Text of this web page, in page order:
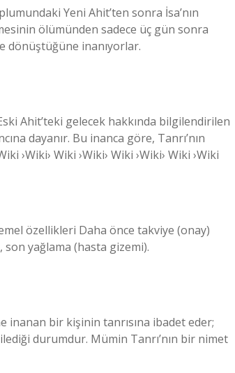
Yeni Ahit’ten sonra İsa’nın
ölümünden sadece üç gün sonra
dönüştüğüne inanıyorlar.
Eski Ahit’teki gelecek hakkında bilgilendirilen
dayanır. Bu inanca göre, Tanrı’nın
›Wiki› Wiki ›Wiki› Wiki ›Wiki› Wiki ›Wiki
özellikleri Daha önce takviye (onay)
son yağlama (hasta gizemi).
inanan bir kişinin tanrısına ibadet eder;
durumdur. Mümin Tanrı’nın bir nimet